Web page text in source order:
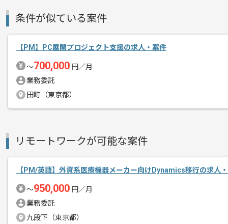
PM、PLの経験を活かすことができます
経験豊富なメンバーと成長が出来る環
条件が似ている案件
【PM】PC展開プロジェクト支援の求人・案件
〜700,000 円／月
業務委託
田町（東京都）
リモートワークが可能な案件
【PM/英語】外資系医療機器メーカー向けDynamics移行の求人
〜950,000 円／月
業務委託
九段下（東京都）